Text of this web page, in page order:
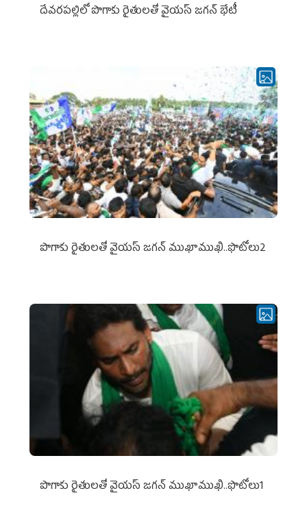
దేవరపల్లిలో పొగాకు రైతులతో వైయస్ జగన్ భేటీ
పొగాకు రైతుల‌తో వైయ‌స్ జ‌గ‌న్ ముఖాముఖి..ఫొటోలు2
పొగాకు రైతుల‌తో వైయ‌స్ జ‌గ‌న్ ముఖాముఖి..ఫొటోలు1